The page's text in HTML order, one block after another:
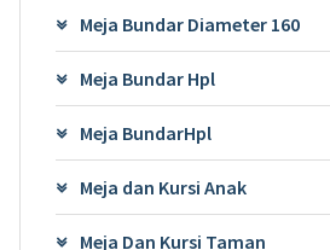
Meja Bundar Diameter 160
Meja Bundar Hpl
Meja BundarHpl
Meja dan Kursi Anak
Meja Dan Kursi Taman